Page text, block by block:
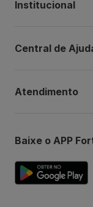
Institucional
Central de
Atendimento
Baixe o APP